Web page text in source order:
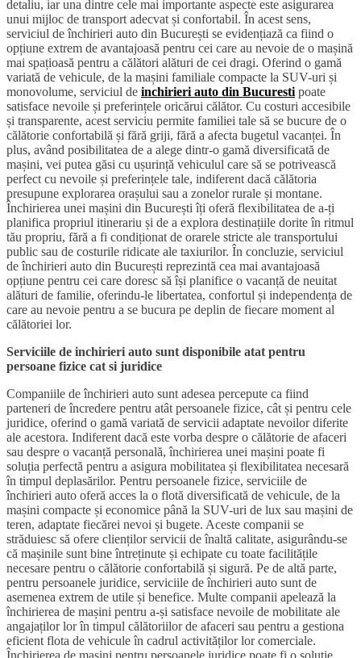
detaliu, iar una dintre cele mai importante aspecte este asigurarea
unui mijloc de transport adecvat și confortabil. În acest sens,
serviciul de închirieri auto din București se evidențiază ca fiind o
opțiune extrem de avantajoasă pentru cei care au nevoie de o mașină
mai spațioasă pentru a călători alături de cei dragi. Oferind o gamă
variată de vehicule, de la mașini familiale compacte la SUV-uri și
monovolume, serviciul de inchirieri auto din Bucuresti poate
satisface nevoile și preferințele oricărui călător. Cu costuri accesibile
și transparente, acest serviciu permite familiei tale să se bucure de o
călătorie confortabilă și fără griji, fără a afecta bugetul vacanței. În
plus, având posibilitatea de a alege dintr-o gamă diversificată de
mașini, vei putea găsi cu ușurință vehiculul care să se potrivească
perfect cu nevoile și preferințele tale, indiferent dacă călătoria
presupune explorarea orașului sau a zonelor rurale și montane.
Închirierea unei mașini din București îți oferă flexibilitatea de a-ți
planifica propriul itinerariu și de a explora destinațiile dorite în ritmul
tău propriu, fără a fi condiționat de orarele stricte ale transportului
public sau de costurile ridicate ale taxiurilor. În concluzie, serviciul
de închirieri auto din București reprezintă cea mai avantajoasă
opțiune pentru cei care doresc să își planifice o vacanță de neuitat
alături de familie, oferindu-le libertatea, confortul și independența de
care au nevoie pentru a se bucura pe deplin de fiecare moment al
călătoriei lor.
Serviciile de inchirieri auto sunt disponibile atat pentru
persoane fizice cat si juridice
Companiile de închirieri auto sunt adesea percepute ca fiind
parteneri de încredere pentru atât persoanele fizice, cât și pentru cele
juridice, oferind o gamă variată de servicii adaptate nevoilor diferite
ale acestora. Indiferent dacă este vorba despre o călătorie de afaceri
sau despre o vacanță personală, închirierea unei mașini poate fi
soluția perfectă pentru a asigura mobilitatea și flexibilitatea necesară
în timpul deplasărilor. Pentru persoanele fizice, serviciile de
închirieri auto oferă acces la o flotă diversificată de vehicule, de la
mașini compacte și economice până la SUV-uri de lux sau mașini de
teren, adaptate fiecărei nevoi și bugete. Aceste companii se
străduiesc să ofere clienților servicii de înaltă calitate, asigurându-se
că mașinile sunt bine întreținute și echipate cu toate facilitățile
necesare pentru o călătorie confortabilă și sigură. Pe de altă parte,
pentru persoanele juridice, serviciile de închirieri auto sunt de
asemenea extrem de utile și benefice. Multe companii apelează la
închirierea de mașini pentru a-și satisface nevoile de mobilitate ale
angajaților lor în timpul călătoriilor de afaceri sau pentru a gestiona
eficient flota de vehicule în cadrul activităților lor comerciale.
Închirierea de mașini pentru persoanele juridice poate fi o soluție